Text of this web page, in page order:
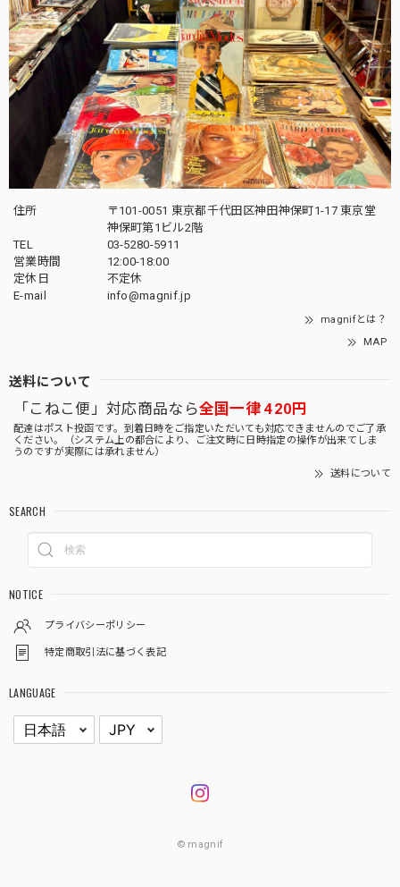
住所
〒101-0051 東京都千代田区神田神保町1-17 東京堂
神保町第1ビル2階
TEL
03-5280-5911
営業時間
12:00-18:00
定休日
不定休
E-mail
info@magnif.jp
magnifとは？
MAP
送料について
「こねこ便」対応商品なら全国一律 420円
配達はポスト投函です。到着日時をご指定いただいても対応できませんのでご了承
ください。（システム上の都合により、ご注文時に日時指定の操作が出来てしま
うのですが実際には承れません）
送料について
SEARCH
NOTICE
プライバシーポリシー
特定商取引法に基づく表記
LANGUAGE
© magnif